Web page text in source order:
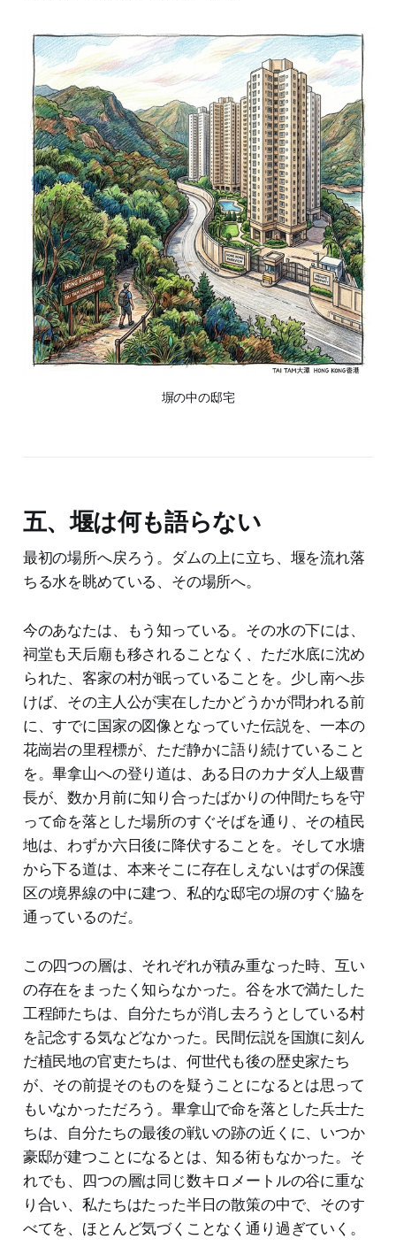
塀の中の邸宅
五、堰は何も語らない
最初の場所へ戻ろう。ダムの上に立ち、堰を流れ落
ちる水を眺めている、その場所へ。
今のあなたは、もう知っている。その水の下には、
祠堂も天后廟も移されることなく、ただ水底に沈め
られた、客家の村が眠っていることを。少し南へ歩
けば、その主人公が実在したかどうかが問われる前
に、すでに国家の図像となっていた伝説を、一本の
花崗岩の里程標が、ただ静かに語り続けていること
を。畢拿山への登り道は、ある日のカナダ人上級曹
長が、数か月前に知り合ったばかりの仲間たちを守
って命を落とした場所のすぐそばを通り、その植民
地は、わずか六日後に降伏することを。そして水塘
から下る道は、本来そこに存在しえないはずの保護
区の境界線の中に建つ、私的な邸宅の塀のすぐ脇を
通っているのだ。
この四つの層は、それぞれが積み重なった時、互い
の存在をまったく知らなかった。谷を水で満たした
工程師たちは、自分たちが消し去ろうとしている村
を記念する気などなかった。民間伝説を国旗に刻ん
だ植民地の官吏たちは、何世代も後の歴史家たち
が、その前提そのものを疑うことになるとは思って
もいなかっただろう。畢拿山で命を落とした兵士た
ちは、自分たちの最後の戦いの跡の近くに、いつか
豪邸が建つことになるとは、知る術もなかった。そ
れでも、四つの層は同じ数キロメートルの谷に重な
り合い、私たちはたった半日の散策の中で、そのす
べてを、ほとんど気づくことなく通り過ぎていく。